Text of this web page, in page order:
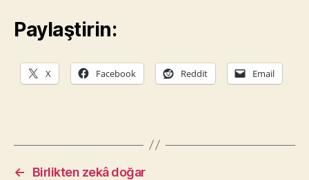
Paylaştirin:
X Facebook Reddit Email
← Birlikten zekâ doğar